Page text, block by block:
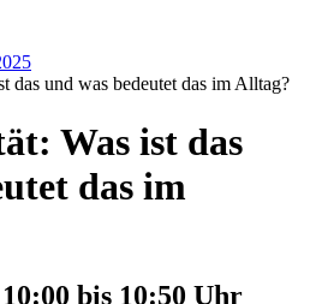
das und was bedeutet das im Alltag?
Was ist das
das im
bis 10:50 Uhr